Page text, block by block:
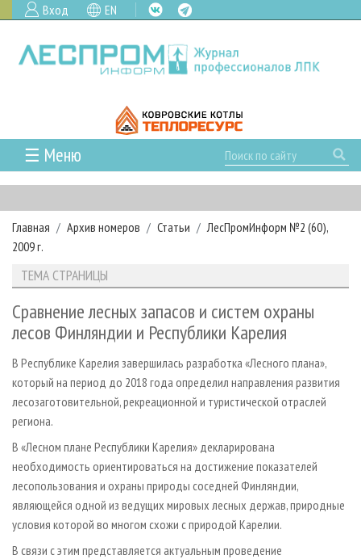
Вход EN
☰ Меню
ГЛАВНАЯ
РУБРИКИ И ТЕМЫ
РУБРИКИ ЖУРНАЛА
ЛЕСОЗАГОТОВКА
ЛЕСОПИЛЕНИЕ
ДЕРЕВООБРАБОТКА
СУШКА ДРЕВЕСИНЫ
ПРОИЗВОДСТВО ДРЕВЕСНЫХ ПЛИТ
ДЕРЕВЯННОЕ ДОМОСТРОЕНИЕ
ПРОИЗВОДСТВО МЕБЕЛИ
БИОЭНЕРГЕТИКА
ЦБП
ИНСТРУМЕНТ И МАТЕРИАЛЫ
НОВОСТИ
НОВОСТИ ЛПК
НОВОСТИ ЖУРНАЛА
НОВОСТИ КОМПАНИЙ
ПРОЕКТЫ ЛПИ
АНАЛИТИКА
ПРЕДПРИЯТИЯ ЛПК
ЛЕСНЫЕ РЕГИОНЫ РОССИИ
ПЕРСОНЫ
МОБИЛЬНЫЕ ВЫСТАВКИ
ОФИЦИАЛЬНЫЕ ДЕЛЕГАЦИИ
ПРИОРИТЕТНЫЕ ИНВЕСТПРОЕКТЫ
RUSSIAN FORESTRY REVIEW
ГАЗЕТА ЛЕСПРОМФОРУМ
БИБЛИОТЕКА СПЕЦИАЛИСТА
АРХИВ ЖУРНАЛОВ
О ЖУРНАЛЕ
КОНТАКТЫ
РЕКЛАМА
РЕКЛАМА НА САЙТЕ
Главная Архив номеров Статьи
ЛесПромИнформ №2 (60),
2009 г.
ТЕМА СТРАНИЦЫ
Сравнение лесных запасов и систем охраны
лесов Финляндии и Республики Карелия
В Республике Карелия завершилась разработка «Лесного плана»,
который на период до 2018 года определил направления развития
лесозаготовительной, рекреационной и туристической отраслей
региона.
В «Лесном плане Республики Карелия» декларирована
необходимость ориентироваться на достижение показателей
лесопользования и охраны природы соседней Финляндии,
являющейся одной из ведущих мировых лесных держав, природные
условия которой во многом схожи с природой Карелии.
В связи с этим представляется актуальным проведение